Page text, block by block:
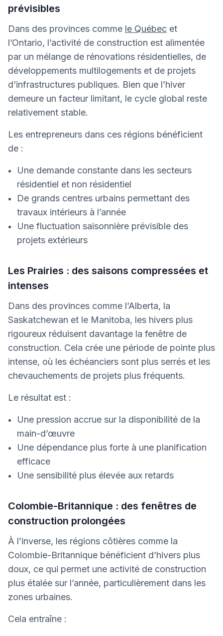
prévisibles
Dans des provinces comme le Québec et
l’Ontario, l’activité de construction est alimentée
par un mélange de rénovations résidentielles, de
développements multilogements et de projets
d’infrastructures publiques. Bien que l’hiver
demeure un facteur limitant, le cycle global reste
relativement stable.
Les entrepreneurs dans ces régions bénéficient
de :
Une demande constante dans les secteurs
résidentiel et non résidentiel
De grands centres urbains permettant des
travaux intérieurs à l’année
Une fluctuation saisonnière prévisible des
projets extérieurs
Les Prairies : des saisons compressées et
intenses
Dans des provinces comme l’Alberta, la
Saskatchewan et le Manitoba, les hivers plus
rigoureux réduisent davantage la fenêtre de
construction. Cela crée une période de pointe plus
intense, où les échéanciers sont plus serrés et les
chevauchements de projets plus fréquents.
Le résultat est :
Une pression accrue sur la disponibilité de la
main-d’œuvre
Une dépendance plus forte à une planification
efficace
Une sensibilité plus élevée aux retards
Colombie-Britannique : des fenêtres de
construction prolongées
À l’inverse, les régions côtières comme la
Colombie-Britannique bénéficient d’hivers plus
doux, ce qui permet une activité de construction
plus étalée sur l’année, particulièrement dans les
zones urbaines.
Cela entraîne :